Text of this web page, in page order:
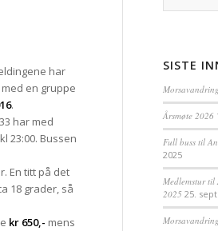
har
en gruppe
.
har med
23:00. Bussen
En titt på det
18 grader, så
kr 650,- mens
SISTE
Årsmøte 2026
Full buss til
2025
Medlemstur
2025 25.